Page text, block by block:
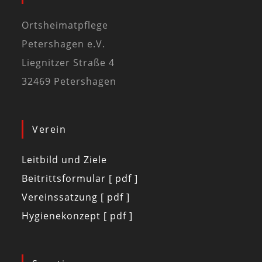
Ortsheimatpflege
Petershagen e.V.
Liegnitzer Straße 4
32469 Petershagen
Verein
Leitbild und Ziele
Beitrittsformular [ pdf ]
Vereinssatzung [ pdf ]
Hygienekonzept [ pdf ]